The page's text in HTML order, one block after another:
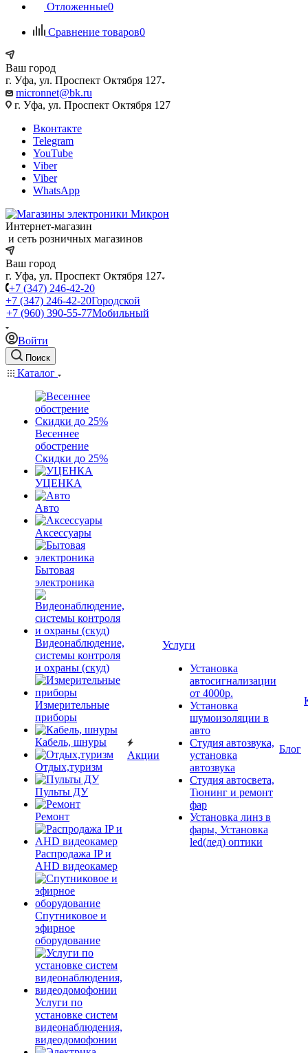
Отложенные0
Сравнение товаров0
Ваш город
г. Уфа, ул. Проспект Октября 127
micronnet@bk.ru
г. Уфа, ул. Проспект Октября 127
Вконтакте
Telegram
YouTube
Viber
Viber
WhatsApp
Интернет-магазин
и сеть розничных магазинов
Ваш город
г. Уфа, ул. Проспект Октября 127
+7 (347) 246-42-20
+7 (347) 246-42-20Городской
+7 (960) 390-55-77Мобильный
Войти
Поиск
Каталог
Весеннее
обострение
Скидки до 25%
УЦЕНКА
Авто
Аксессуары
Бытовая
электроника
Видеонаблюдение,
системы контроля
и охраны (скуд)
Измерительные
приборы
Кабель, шнуры
Отдых,туризм
Пульты ДУ
Ремонт
Распродажа IP и
AHD видеокамер
Спутниковое и
эфирное
оборудование
Услуги по
установке систем
видеонаблюдения,
видеодомофонии
Акции
Услуги
Установка
автосигнализации
от 4000р.
Установка
шумоизоляции в
авто
Студия автозвука,
установка
автозвука
Студия автосвета,
Тюнинг и ремонт
фар
Установка линз в
фары, Установка
led(лед) оптики
Блог